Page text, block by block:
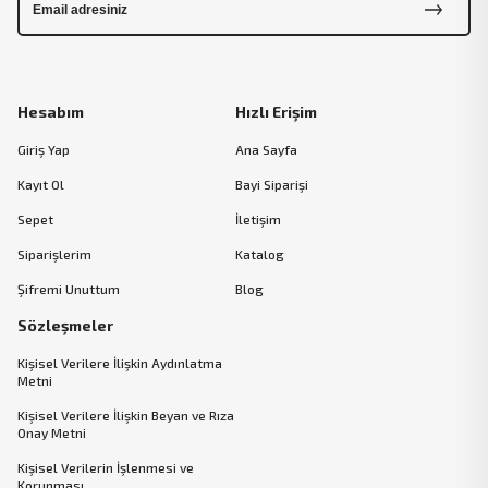
Hesabım
Giriş Yap
Kayıt Ol
Sepet
Siparişlerim
Şifremi Unuttum
Hızlı Erişim
Ana Sayfa
Bayi Siparişi
İletişim
Katalog
Blog
Sözleşmeler
Kişisel Verilere İlişkin Aydınlatma
Metni
Kişisel Verilere İlişkin Beyan ve Rıza
Onay Metni
Kişisel Verilerin İşlenmesi ve